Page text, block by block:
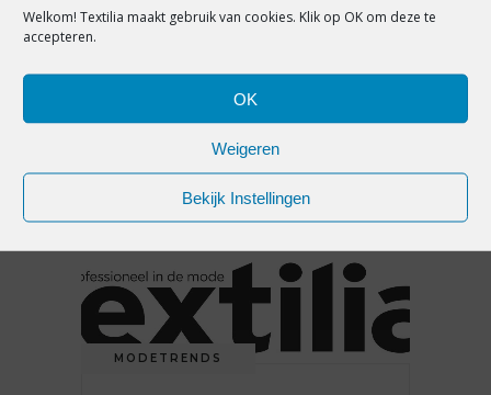
Welkom! Textilia maakt gebruik van cookies. Klik op OK om deze te
accepteren.
OK
Weigeren
Bekijk Instellingen
MODETRENDS